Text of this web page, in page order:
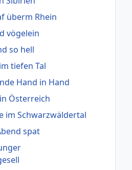
überm Rhein
vögelein
so hell
tiefen Tal
Hand in Hand
Österreich
im Schwarzwäldertal
spat